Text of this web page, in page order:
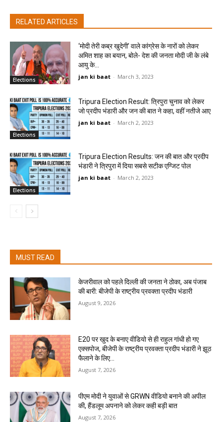
RELATED ARTICLES
Elections
‘मोदी तेरी कब्र खुदेगी’ वाले कांग्रेस के नारों को लेकर
अमित शाह का बयान, बोले- देश की जनता मोदी जी के लंबे
आयु के...
jan ki baat - March 3, 2023
Elections
Tripura Election Result: त्रिपुरा चुनाव को लेकर
जो प्रदीप भंडारी और जन की बात ने कहा, वहीं नतीजे आए
jan ki baat - March 2, 2023
Elections
Tripura Election Results: जन की बात और प्रदीप
भंडारी ने त्रिपुरा में दिया सबसे सटीक एग्जिट पोल
jan ki baat - March 2, 2023
MUST READ
केजरीवाल को पहले दिल्ली की जनता ने ठोका, अब पंजाब
की बारी: बीजेपी के राष्ट्रीय प्रवक्ता प्रदीप भंडारी
August 9, 2026
E20 पर खुद के बनाए वीडियो से ही राहुल गांधी हो गए
एक्सपोज, बीजेपी के राष्ट्रीय प्रवक्ता प्रदीप भंडारी ने झूठ
फैलाने के लिए...
August 7, 2026
पीएम मोदी ने युवाओं से GRWN वीडियो बनाने की अपील
की, हैंडलूम अपनाने को लेकर कही बड़ी बात
August 7, 2026